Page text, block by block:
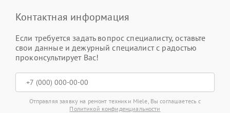
Контактная информация
Если требуется задать вопрос специалисту, оставьте
свои данные и дежурный специалист с радостью
проконсультирует Вас!
Отправляя заявку на ремонт техники Miele, Вы соглашаетесь с
Политикой конфиденциальности